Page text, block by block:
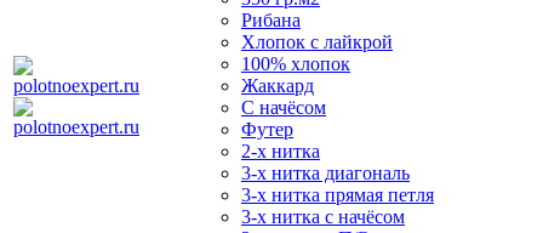
Рибана
Хлопок с лайкрой
100% хлопок
Жаккард
С начёсом
Футер
2-х нитка
3-х нитка диагональ
3-х нитка прямая петля
3-х нитка с начёсом